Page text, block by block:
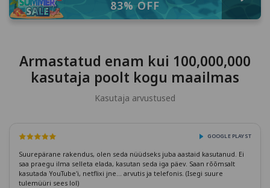
83% OFF
Armastatud enam kui 100,000,000
kasutaja poolt kogu maailmas
Kasutaja arvustused
GOOGLE PLAYST
Suurepärane rakendus, olen seda nüüdseks juba aastaid kasutanud. Ei
saa praegu ilma selleta elada, kasutan seda iga päev. Saan rõõmsalt
kasutada YouTube'i, netflixi jne... arvutis ja telefonis. (Isegi suure
tulemüüri sees lol)